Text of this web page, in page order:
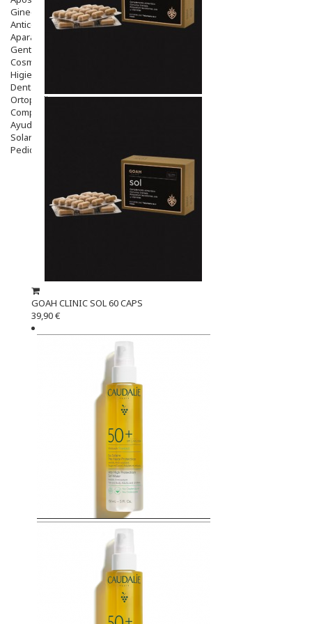
Ginecología
Anticonceptivos
Aparato Genital
Gente Mayor
Cosmética
Higiene
Dentales
Ortopedia
Complementos Nutricionales.
Ayudas
Solares
Pedido express
GOAH CLINIC SOL 60 CAPS
39,90 €